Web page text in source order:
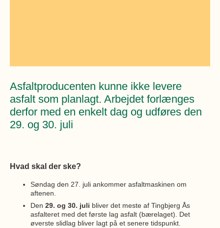
Asfaltproducenten kunne ikke levere
asfalt som planlagt. Arbejdet forlænges
derfor med en enkelt dag og udføres den
29. og 30. juli
Hvad skal der ske?
Søndag den 27. juli ankommer asfaltmaskinen om
aftenen.
Den 29. og 30. juli bliver det meste af Tingbjerg Ås
asfalteret med det første lag asfalt (bærelaget). Det
øverste slidlag bliver lagt på et senere tidspunkt.